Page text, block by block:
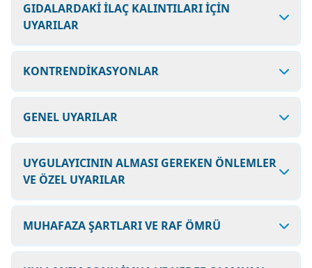
GIDALARDAKİ İLAÇ KALINTILARI İÇİN
UYARILAR
KONTRENDİKASYONLAR
GENEL UYARILAR
UYGULAYICININ ALMASI GEREKEN ÖNLEMLER
VE ÖZEL UYARILAR
MUHAFAZA ŞARTLARI VE RAF ÖMRÜ